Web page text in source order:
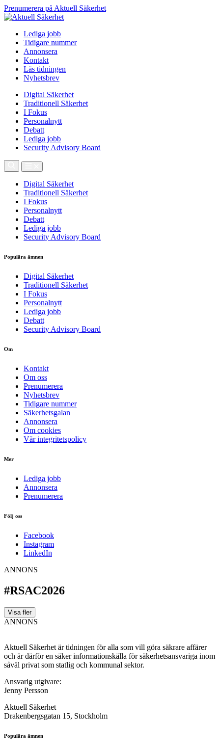
Prenumerera på Aktuell Säkerhet
Lediga jobb
Tidigare nummer
Annonsera
Kontakt
Läs tidningen
Nyhetsbrev
Digital Säkerhet
Traditionell Säkerhet
I Fokus
Personalnytt
Debatt
Lediga jobb
Security Advisory Board
Digital Säkerhet
Traditionell Säkerhet
I Fokus
Personalnytt
Debatt
Lediga jobb
Security Advisory Board
Populära ämnen
Digital Säkerhet
Traditionell Säkerhet
I Fokus
Personalnytt
Lediga jobb
Debatt
Security Advisory Board
Om
Kontakt
Om oss
Prenumerera
Nyhetsbrev
Tidigare nummer
Säkerhetsgalan
Annonsera
Om cookies
Vår integritetspolicy
Mer
Lediga jobb
Annonsera
Prenumerera
Följ oss
Facebook
Instagram
LinkedIn
ANNONS
#RSAC2026
Visa fler
ANNONS
Aktuell Säkerhet är tidningen för alla som vill göra säkrare affärer
och är därför en säker informationskälla för säkerhets­ansvariga inom
såväl privat som statlig och kommunal sektor.
Ansvarig utgivare:
Jenny Persson
Aktuell Säkerhet
Drakenbergsgatan 15, Stockholm
Populära ämnen